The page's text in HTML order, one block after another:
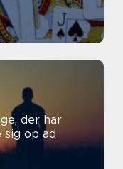
op ad